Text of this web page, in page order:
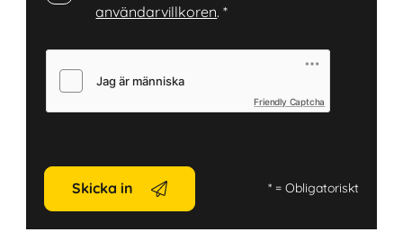
användarvillkoren.*
Friendly Captcha
Skicka in *= Obligatoriskt